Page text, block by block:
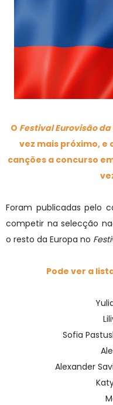
O Festival Eurovisão
vez mais próximo, e
canções a concurso
Foram publicadas pelo
competir na selecção
o resto da Europa no
Pode ver a
Sofia
Alexander